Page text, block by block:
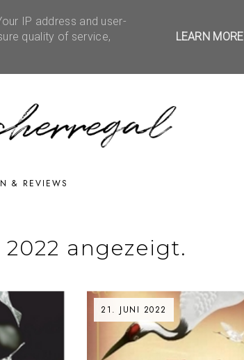
SHOP FEEDBACK
& REVIEWS
angezeigt.
21. JUNI 2022
IP address and user-
quality of service,
LEARN MORE